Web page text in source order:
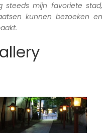
steeds mijn favoriete stad,
kunnen bezoeken en